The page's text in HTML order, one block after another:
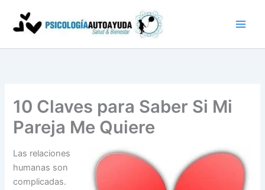
contenido
10 Claves para Saber Si Mi
Pareja Me Quiere
Las relaciones
humanas son
complicadas.